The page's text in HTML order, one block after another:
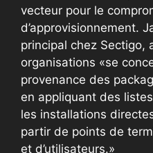
vecteur pour le
d’approvisionnement.
principal chez Sectigo,
organisations «se
provenance des
en appliquant des
les installations
partir de points de
et d’utilisateurs.»